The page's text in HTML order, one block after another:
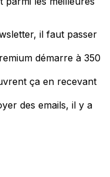
il faut passer
démarre à 350
ça en recevant
des emails, il y a